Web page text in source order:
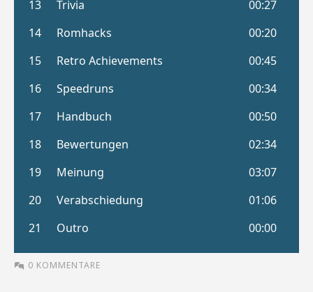
0 KOMMENTARE